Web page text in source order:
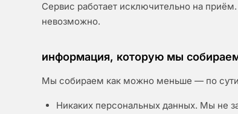
Сервис работает исключительно на
невозможно.
информация, которую мы
Мы собираем как можно меньше — по
Никаких персональных данных. Мы не